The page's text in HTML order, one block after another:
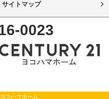
サイトマップ
0023
コハマホーム